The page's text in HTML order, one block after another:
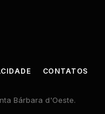
CONTATOS
Bárbara d'Oeste.